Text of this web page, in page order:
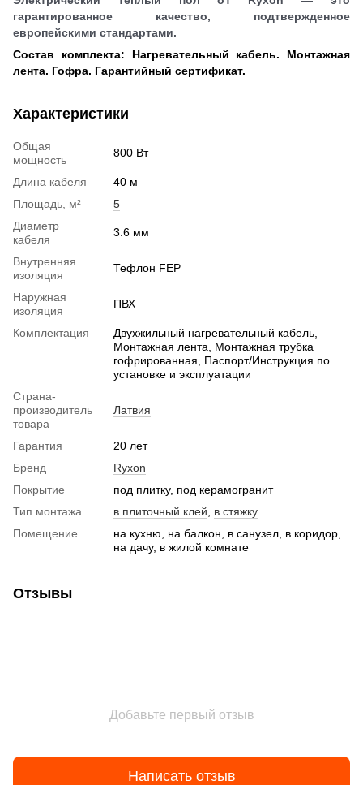
гарантированное качество, подтвержденное
европейскими стандартами.
Состав комплекта: Нагревательный кабель. Монтажная
лента. Гофра. Гарантийный сертификат.
Характеристики
Общая
мощность
800 Вт
Длина кабеля
40 м
Площадь, м²
5
Диаметр
кабеля
3.6 мм
Внутренняя
изоляция
Тефлон FEP
Наружная
изоляция
ПВХ
Комплектация
Двухжильный нагревательный кабель,
Монтажная лента, Монтажная трубка
гофрированная, Паспорт/Инструкция по
установке и эксплуатации
Страна-
производитель
товара
Латвия
Гарантия
20 лет
Бренд
Ryxon
Покрытие
под плитку, под керамогранит
Тип монтажа
в плиточный клей, в стяжку
Помещение
на кухню, на балкон, в санузел, в коридор,
на дачу, в жилой комнате
Отзывы
Добавьте первый отзыв
Написать отзыв